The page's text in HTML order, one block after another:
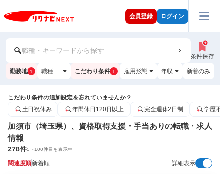
会員登録 ログイン
職種・キーワードから探す
条件保存
勤務地 1 職種 こだわり条件 1 雇用形態 年収 新着のみ
こだわり条件の追加設定を忘れていませんか？
土日祝休み
年間休日120日以上 完全週休2日制 学歴
加須市（埼玉県）、資格取得支援・手当ありの転職・求人
情報
278件1〜100件目を表示中
関連度順新着順 詳細表示